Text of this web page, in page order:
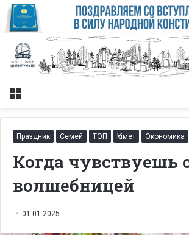
Меню
Праздник Семей ТОП Үкімет Экономика
Когда чувствуешь
волшебницей
01.01.2025